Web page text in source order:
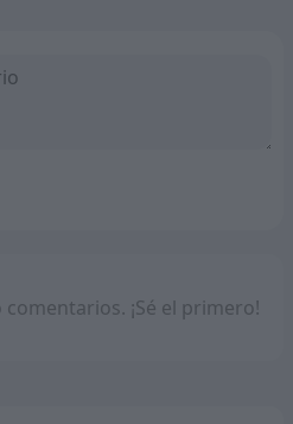
¡Sé el primero!